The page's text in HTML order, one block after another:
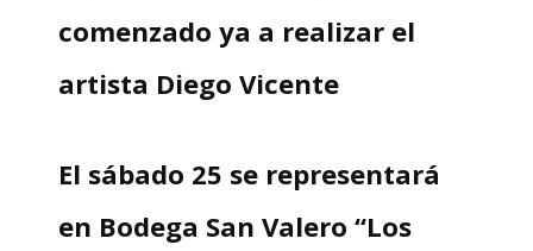
comenzado ya a realizar el
artista Diego Vicente
El sábado 25 se representará
en Bodega San Valero “Los